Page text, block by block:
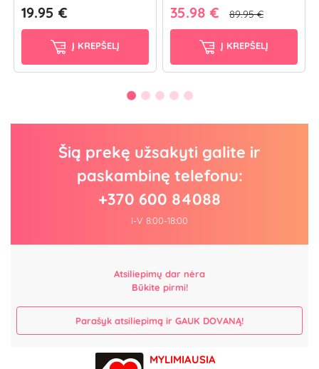
19.95 €
Į KREPŠELĮ
35.98 € 89.95 €
Į KREPŠELĮ
Šią prekę užsakyti galite ir
paskambinę telefonu:
+370 600 84088
I-V 8:00-18:00
Atsiliepimų dar nėra
Būkite pirmi!
Parašyk atsiliepimą ir GAUK DOVANĄ!
MYLIMIAUSIA